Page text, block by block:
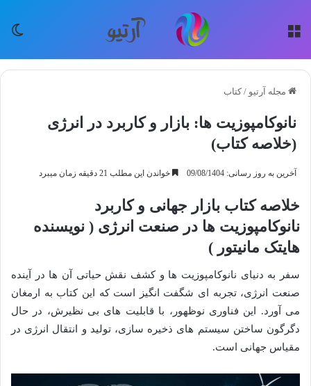
مجله آرتیو / کتاب
نانوکامپوزیت ها: بازار و کاربرد در انرژی
(خلاصه کتاب)
آخرین به روز رسانی: 09/08/1404 خواندن این مطلب 21 دقیقه زمان میبرد
خلاصه کتاب بازار جهانی و کاربرد
نانوکامپوزیت ها در صنعت انرژی ( نویسنده
هایتک مانیتور )
سفر به دنیای نانوکامپوزیت ها و کشف نقش حیاتی آن ها در آینده
صنعت انرژی، تجربه ای شگفت انگیز است که این کتاب به ارمغان
می آورد. این فناوری نوظهور، با قابلیت های بی نظیرش، در حال
دگرگون ساختن سیستم های ذخیره سازی، تولید و انتقال انرژی در
مقیاس جهانی است.